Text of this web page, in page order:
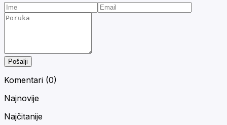
Pošalji
Komentari (0)
Najnovije
Najčitanije